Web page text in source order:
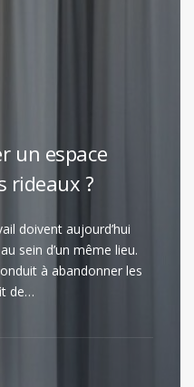
un espace
rideaux ?
doivent aujourd’hui
sein d’un même lieu.
à abandonner les
de…